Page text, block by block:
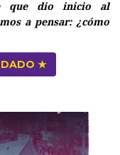
que dio inicio al
a pensar: ¿cómo
★